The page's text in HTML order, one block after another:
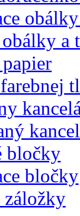
a
bločky
bločky
záložky